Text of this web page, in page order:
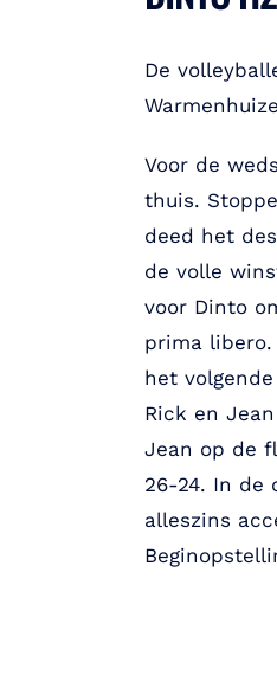
De
Voor de
thuis.
deed het
de volle
voor Dinto
prima libero.
het
Rick en
Jean op de
26-24. In de
alleszins